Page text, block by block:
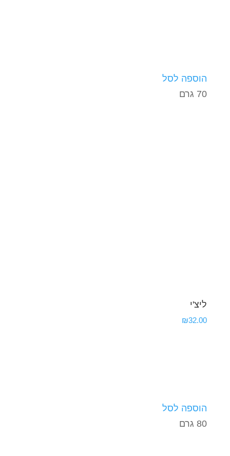
הוספה לסל
70 גרם
ליצ'י
₪32.00
הוספה לסל
80 גרם